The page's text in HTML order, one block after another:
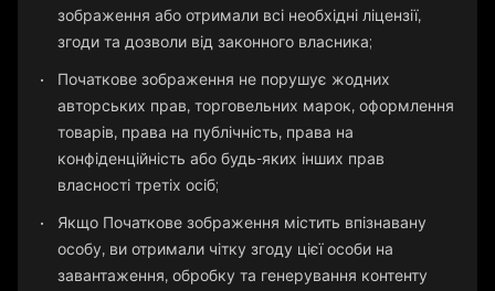
зображення або отримали всі необхідні ліцензії,
згоди та дозволи від законного власника;
Початкове зображення не порушує жодних
авторських прав, торговельних марок, оформлення
товарів, права на публічність, права на
конфіденційність або будь-яких інших прав
власності третіх осіб;
Якщо Початкове зображення містить впізнавану
особу, ви отримали чітку згоду цієї особи на
завантаження, обробку та генерування контенту